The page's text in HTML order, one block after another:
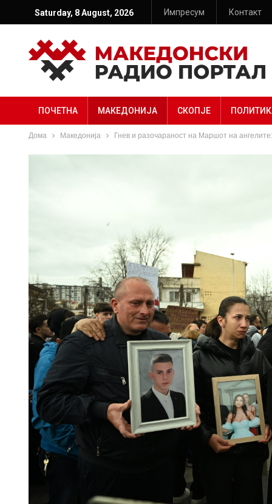
Saturday, 8 August, 2026 Импресум Контакт
ПОЧЕТНА МАКЕДОНИЈА СКОПЈЕ
Дома Македонија Гнев и разочараност на Маршот на